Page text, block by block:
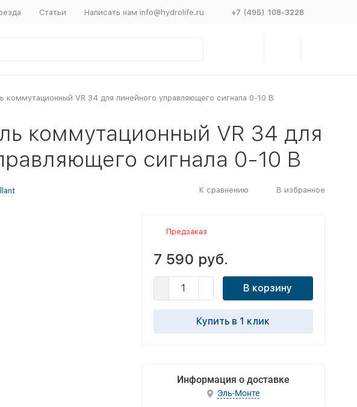
Статьи Написать нам info@hydrolife.ru +7 (495) 108-3228
коммутационный VR 34 для линейного управляющего сигнала 0-10 В
коммутационный VR 34 для
сигнала 0-10 В
К сравнению В избранное
Предзаказ
7 590 руб.
В корзину
Купить в 1 клик
Информация о доставке
Эль-Монте